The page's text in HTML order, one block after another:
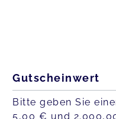
Gutscheinwert
Bitte geben Sie
5,00 € und